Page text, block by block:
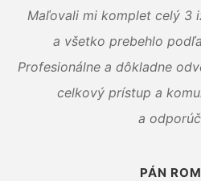
Maľovali mi komplet celý 3
a všetko prebehlo
Profesionálne a dôkladne
celkový prístup a
a
PÁN